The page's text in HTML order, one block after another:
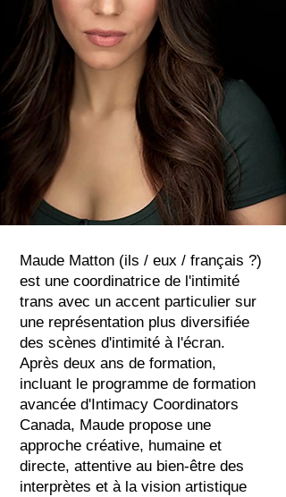
Maude Matton (ils / eux / français ?)
est une coordinatrice de l'intimité
trans avec un accent particulier sur
une représentation plus diversifiée
des scènes d'intimité à l'écran.
Après deux ans de formation,
incluant le programme de formation
avancée d'Intimacy Coordinators
Canada, Maude propose une
approche créative, humaine et
directe, attentive au bien-être des
interprètes et à la vision artistique